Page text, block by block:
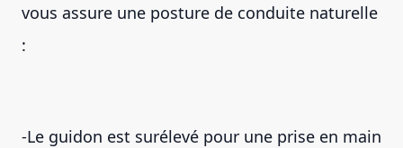
vous assure une posture de conduite naturelle
:
-Le guidon est surélevé pour une prise en main